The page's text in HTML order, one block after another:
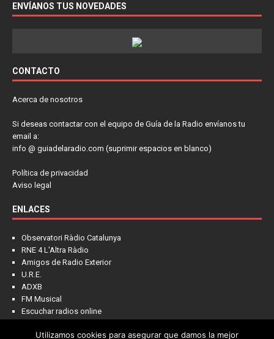
ENVÍANOS TUS NOVEDADES
CONTACTO
Acerca de nosotros
Si deseas contactar con el equipo de Guía de la Radio envíanos tu
email a:
info @ guiadelaradio.com (suprimir espacios en blanco)
Política de privacidad
Aviso legal
ENLACES
Observatori Ràdio Catalunya
RNE 4 L'Altra Ràdio
Amigos de Radio Exterior
U.R.E.
ADXB
FM Musical
Escuchar radios online
Utilizamos cookies para asegurar que damos la mejor